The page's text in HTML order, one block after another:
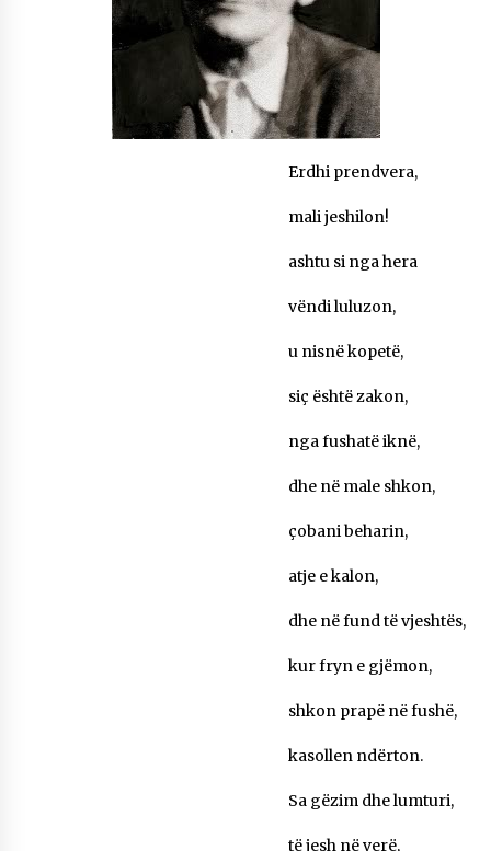
Gazeta Kallarati nr. 116
28/01/2026
Mbi kockat e martirëve ngrihet Atdheu
17/10/2025
Faksimilet e një 83 vjetori lufte: Çfarë shkruan
EDHE SI NJË BANOR I PËRKOHSHËM I TIJ”
Erdhi prendvera,
mali jeshilon!
ashtu si nga hera
vëndi luluzon,
u nisnë kopetë,
siç është zakon,
nga fushatë iknë,
dhe në male shkon,
çobani beharin,
atje e kalon,
dhe në fund të vjeshtës,
kur fryn e gjëmon,
shkon prapë në fushë,
kasollen ndërton.
Sa gëzim dhe lumturi,
të jesh në verë,